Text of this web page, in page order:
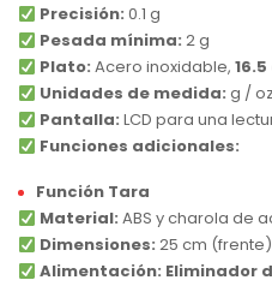
Precisión: 0.1 g
Pesada mínima: 2 g
Plato: Acero inoxidable,
Unidades de medida: g /
Pantalla: LCD para una
Funciones adicionales:
Función Tara
Material: ABS y charola de
Dimensiones: 25 cm
Alimentación: Eliminador